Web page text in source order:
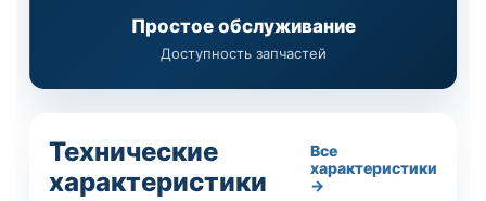
Простое обслуживание
Доступность запчастей
Технические
характеристики
Все
характеристики
→